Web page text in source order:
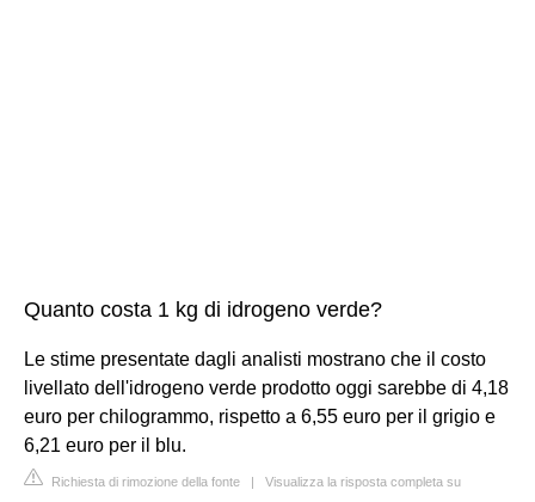
Quanto costa 1 kg di idrogeno verde?
Le stime presentate dagli analisti mostrano che il costo
livellato dell'idrogeno verde prodotto oggi sarebbe di 4,18
euro per chilogrammo, rispetto a 6,55 euro per il grigio e
6,21 euro per il blu.
Richiesta di rimozione della fonte | Visualizza la risposta completa su